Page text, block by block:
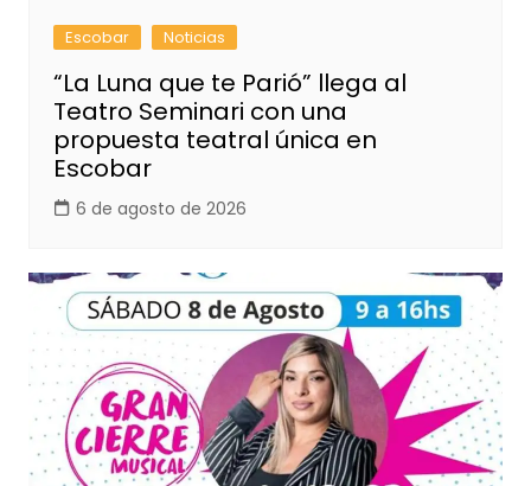
Escobar Noticias
“La Luna que te Parió” llega al
Teatro Seminari con una
propuesta teatral única en
Escobar
6 de agosto de 2026